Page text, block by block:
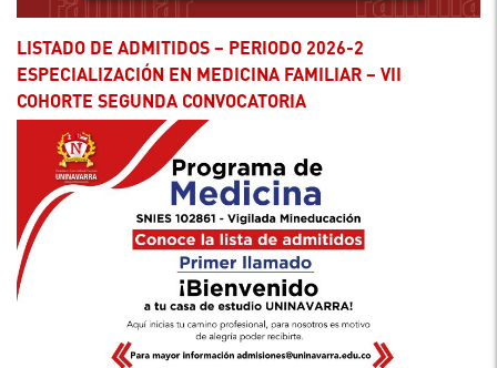
LISTADO DE ADMITIDOS – PERIODO 2026-2
ESPECIALIZACIÓN EN MEDICINA FAMILIAR – VII
COHORTE SEGUNDA CONVOCATORIA